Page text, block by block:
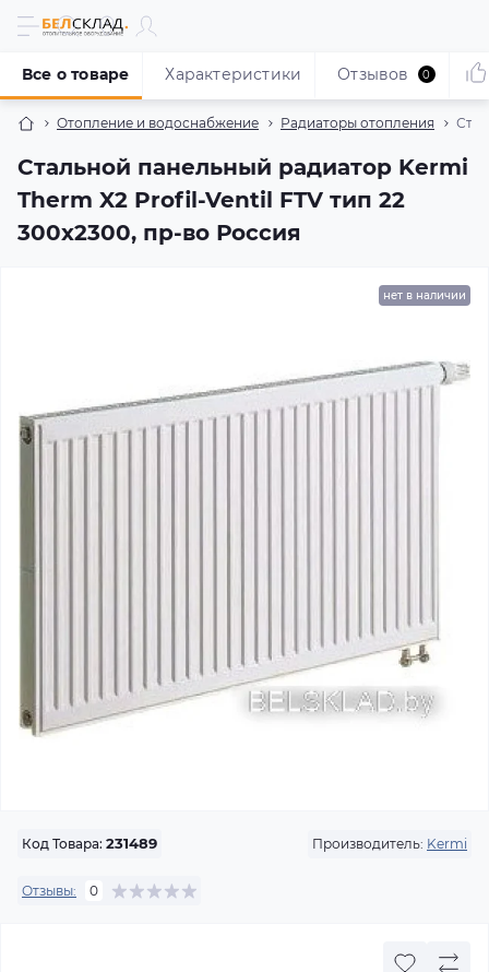
Отопление и водоснабжение Радиаторы отопления
Стальной панельный радиатор Kermi
Therm X2 Profil-Ventil FTV тип 22
300x2300, пр-во Россия
Все о товаре Характеристики Отзывов 0
нет в наличии
Код Товара: 231489 Производитель: Kermi
Отзывы: 0